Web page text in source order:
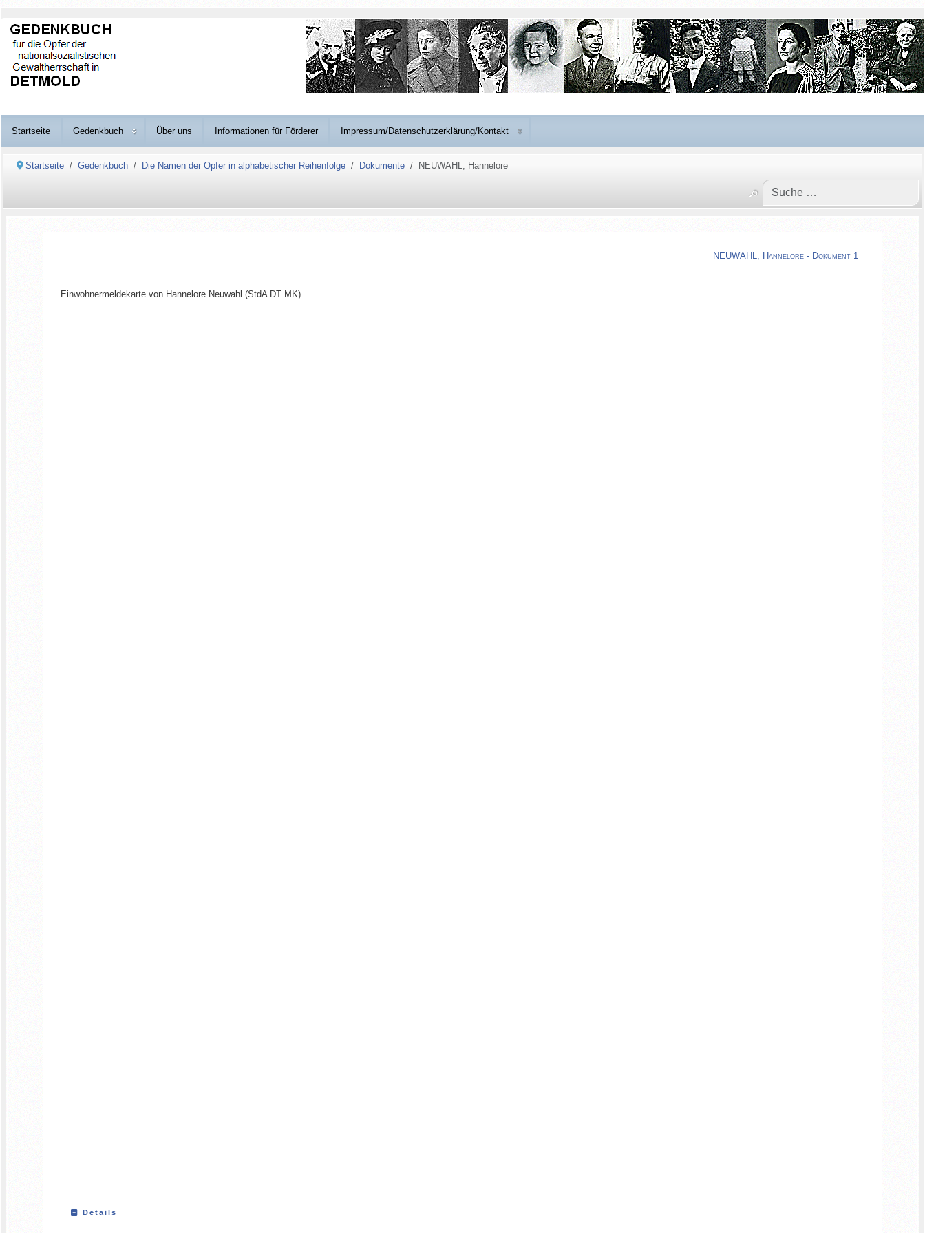
Startseite Gedenkbuch Über uns Informationen für Förderer Impressum/Datenschutzerklärung/Kontakt
Startseite Gedenkbuch Die Namen der Opfer in alphabetischer Reihenfolge Dokumente NEUWAHL, Hannelore
NEUWAHL, Hannelore - Dokument 1
Einwohnermeldekarte von Hannelore Neuwahl (StdA DT MK)
Details